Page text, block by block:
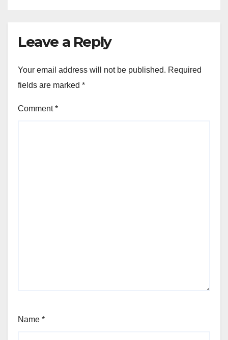
Leave a Reply
Your email address will not be published. Required
fields are marked *
Comment*
Name *